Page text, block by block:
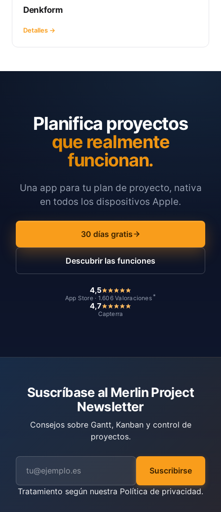
Denkform
Detalles →
Planifica proyectos
que realmente
funcionan.
Una app para tu plan de proyecto, nativa
en todos los dispositivos Apple.
30 días gratis
Descubrir las funciones
4,5
App Store · 1.606 Valoraciones *
4,7
Capterra
Suscríbase al Merlin Project
Newsletter
Consejos sobre Gantt, Kanban y control de
proyectos.
Suscribirse
Tratamiento según nuestra Política de privacidad.